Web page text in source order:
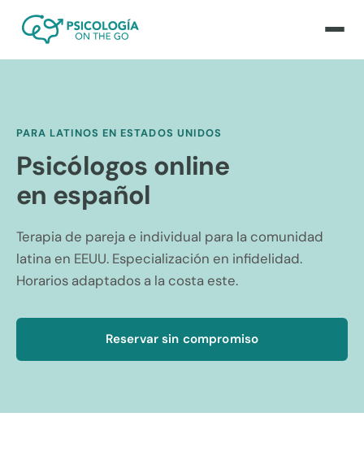
PARA LATINOS EN ESTADOS UNIDOS
Psicólogos online
en español
Terapia de pareja e individual para la comunidad
latina en EEUU. Especialización en infidelidad.
Horarios adaptados a la costa este.
Reservar sin compromiso